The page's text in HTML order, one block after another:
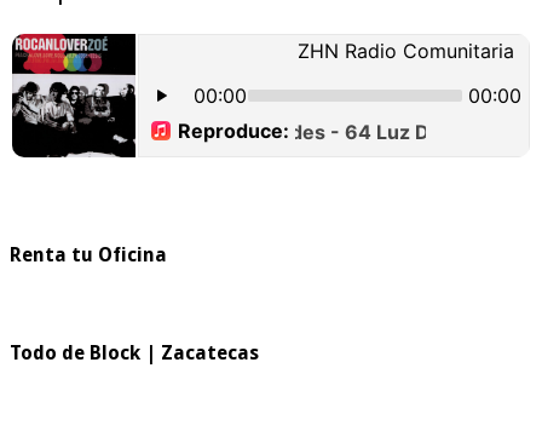
Renta tu Oficina
Todo de Block | Zacatecas